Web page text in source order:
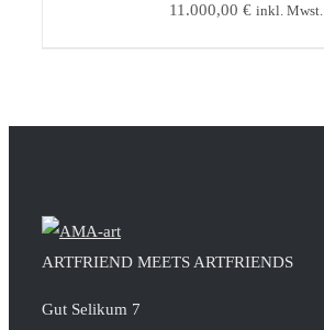
11.000,00 € inkl. Mwst.
ARTFRIEND MEETS ARTFRIENDS
Gut Selikum 7